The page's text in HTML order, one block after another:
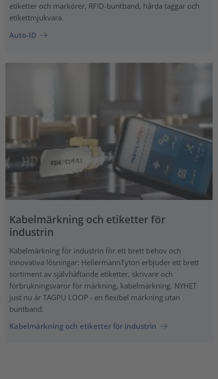
etiketter och markörer, RFID-buntband, hårda taggar och
etikettmjukvara.
Auto-ID
Kabelmärkning och etiketter för
industrin
Kabelmärkning för industrin för ett brett behov och
innovativa lösningar: HellermannTyton erbjuder ett brett
sortiment av självhäftande etiketter, skrivare och
förbrukningsvaror för märkning, kabelmärkning. NYHET
just nu är TAGPU LOOP - en flexibel märkning utan
buntband.
Kabelmärkning och etiketter för industrin